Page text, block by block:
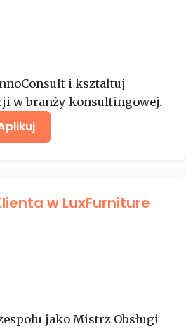
i kształtuj
w branży konsultingowej.
w LuxFurniture
jako Mistrz Obsługi